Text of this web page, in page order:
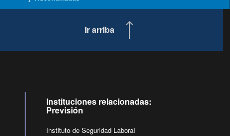
Ir arriba
Instituciones relacionadas:
Previsión
Instituto de Seguridad Laboral